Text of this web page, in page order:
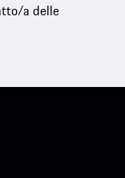
a delle